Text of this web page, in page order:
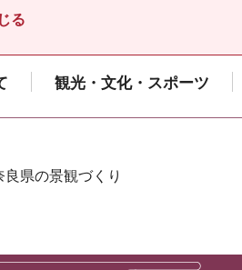
る
観光・文化・スポーツ
良県の景観づくり